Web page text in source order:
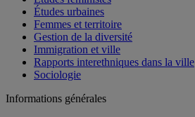
Études urbaines
Femmes et territoire
Gestion de la diversité
Immigration et ville
Rapports interethniques dans la ville
Sociologie
Informations générales